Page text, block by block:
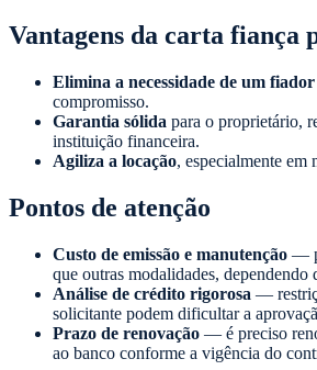
Vantagens da carta fiança
Elimina a necessidade de um fiador
compromisso.
Garantia sólida para o proprietário,
instituição financeira.
Agiliza a locação, especialmente em
Pontos de atenção
Custo de emissão e manutenção —
que outras modalidades, dependendo
Análise de crédito rigorosa —
solicitante podem dificultar a
Prazo de renovação — é preciso
ao banco conforme a vigência do